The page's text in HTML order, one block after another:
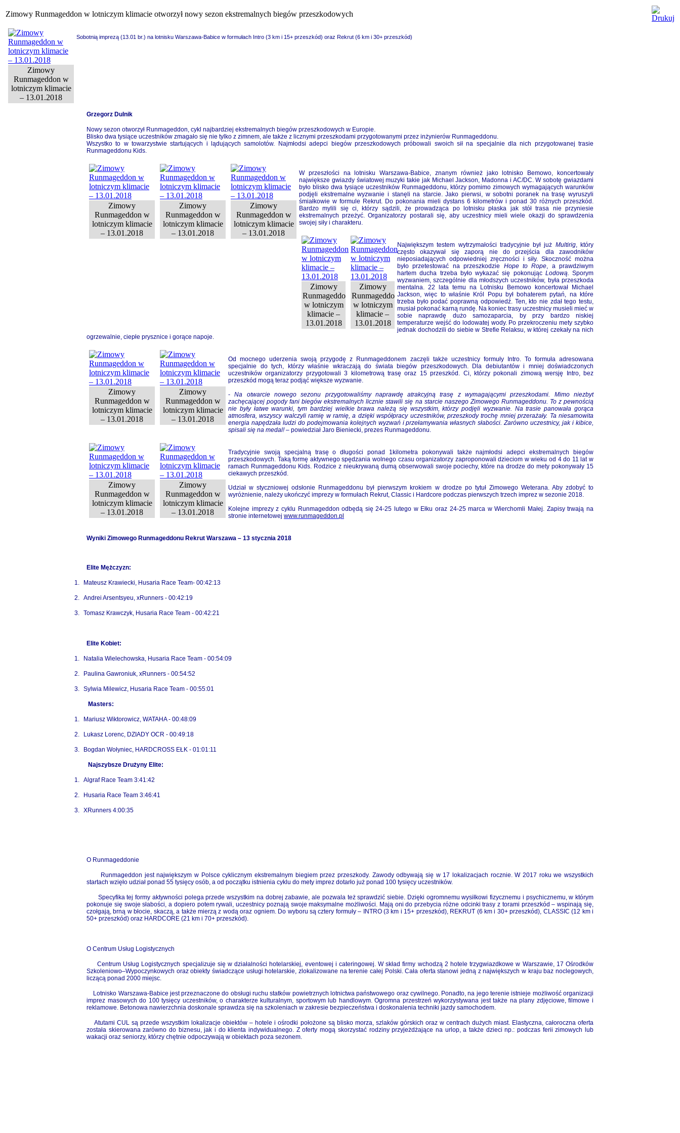
Zimowy Runmageddon w lotniczym klimacie otworzył nowy sezon ekstremalnych biegów przeszkodowych
Zimowy
Runmageddon w
lotniczym klimacie
– 13.01.2018
Sobotnią imprezą (13.01 br.) na lotnisku Warszawa-Babice w formułach Intro (3 km i 15+ przeszkód) oraz Rekrut (6 km i 30+ przeszkód)
Grzegorz Dulnik
Nowy sezon otworzył Runmageddon, cykl najbardziej ekstremalnych biegów przeszkodowych w Europie.
Blisko dwa tysiące uczestników zmagało się nie tylko z zimnem, ale także z licznymi przeszkodami przygotowanymi przez inżynierów Runmageddonu.
Wszystko to w towarzystwie startujących i lądujących samolotów. Najmłodsi adepci biegów przeszkodowych próbowali swoich sił na specjalnie dla nich przygotowanej trasie
Runmageddonu Kids.
Zimowy
Runmageddon w
lotniczym klimacie
– 13.01.2018
Zimowy
Runmageddon w
lotniczym klimacie
– 13.01.2018
Zimowy
Runmageddon w
lotniczym klimacie
– 13.01.2018
W przeszłości na lotnisku Warszawa-Babice, znanym również jako lotnisko Bemowo, koncertowały
największe gwiazdy światowej muzyki takie jak Michael Jackson, Madonna i AC/DC. W sobotę gwiazdami
było blisko dwa tysiące uczestników Runmageddonu, którzy pomimo zimowych wymagających warunków
podjęli ekstremalne wyzwanie i stanęli na starcie. Jako pierwsi, w sobotni poranek na trasę wyruszyli
śmiałkowie w formule Rekrut. Do pokonania mieli dystans 6 kilometrów i ponad 30 różnych przeszkód.
Bardzo mylili się ci, którzy sądzili, że prowadząca po lotnisku płaska jak stół trasa nie przyniesie
ekstremalnych przeżyć. Organizatorzy postarali się, aby uczestnicy mieli wiele okazji do sprawdzenia
swojej siły i charakteru.
Zimowy
Runmageddon
w lotniczym
klimacie –
13.01.2018
Zimowy
Runmageddon
w lotniczym
klimacie –
13.01.2018
Największym testem wytrzymałości tradycyjnie był już Multirig, który
często okazywał się zaporą nie do przejścia dla zawodników
nieposiadających odpowiedniej zręczności i siły. Skoczność można
było przetestować na przeszkodzie Hope to Rope, a prawdziwym
hartem ducha trzeba było wykazać się pokonując Lodową. Sporym
wyzwaniem, szczególnie dla młodszych uczestników, była przeszkoda
mentalna. 22 lata temu na Lotnisku Bemowo koncertował Michael
Jackson, więc to właśnie Król Popu był bohaterem pytań, na które
trzeba było podać poprawną odpowiedź. Ten, kto nie zdał tego testu,
musiał pokonać karną rundę. Na koniec trasy uczestnicy musieli mieć w
sobie naprawdę dużo samozaparcia, by przy bardzo niskiej
temperaturze wejść do lodowatej wody. Po przekroczeniu mety szybko
jednak dochodzili do siebie w Strefie Relaksu, w której czekały na nich
ogrzewalnie, ciepłe prysznice i gorące napoje.
Zimowy
Runmageddon w
lotniczym klimacie
– 13.01.2018
Zimowy
Runmageddon w
lotniczym klimacie
– 13.01.2018
Od mocnego uderzenia swoją przygodę z Runmageddonem zaczęli także uczestnicy formuły Intro. To formuła adresowana
specjalnie do tych, którzy właśnie wkraczają do świata biegów przeszkodowych. Dla debiutantów i mniej doświadczonych
uczestników organizatorzy przygotowali 3 kilometrową trasę oraz 15 przeszkód. Ci, którzy pokonali zimową wersję Intro, bez
przeszkód mogą teraz podjąć większe wyzwanie.
-Na otwarcie nowego sezonu przygotowaliśmy naprawdę atrakcyjną trasę z wymagającymi przeszkodami. Mimo niezbyt
zachęcającej pogody fani biegów ekstremalnych licznie stawili się na starcie naszego Zimowego Runmageddonu. To z pewnością
nie były łatwe warunki, tym bardziej wielkie brawa należą się wszystkim, którzy podjęli wyzwanie. Na trasie panowała gorąca
atmosfera, wszyscy walczyli ramię w ramię, a dzięki współpracy uczestników, przeszkody trochę mniej przerażały. Ta niesamowita
energia napędzała ludzi do podejmowania kolejnych wyzwań i przełamywania własnych słabości. Zarówno uczestnicy, jak i kibice,
spisali się na medal!– powiedział Jaro Bieniecki, prezes Runmageddonu.
Zimowy
Runmageddon w
lotniczym klimacie
– 13.01.2018
Zimowy
Runmageddon w
lotniczym klimacie
– 13.01.2018
Tradycyjnie swoją specjalną trasę o długości ponad 1kilometra pokonywali także najmłodsi adepci ekstremalnych biegów
przeszkodowych. Taką formę aktywnego spędzania wolnego czasu organizatorzy zaproponowali dzieciom w wieku od 4 do 11 lat w
ramach Runmageddonu Kids. Rodzice z nieukrywaną dumą obserwowali swoje pociechy, które na drodze do mety pokonywały 15
ciekawych przeszkód.
Udział w styczniowej odsłonie Runmageddonu był pierwszym krokiem w drodze po tytuł Zimowego Weterana. Aby zdobyć to
wyróżnienie, należy ukończyć imprezy w formułach Rekrut, Classic i Hardcore podczas pierwszych trzech imprez w sezonie 2018.
Kolejne imprezy z cyklu Runmageddon odbędą się 24-25 lutego w Ełku oraz 24-25 marca w Wierchomli Małej. Zapisy trwają na
stronie internetowej www.runmageddon.pl
Wyniki Zimowego Runmageddonu Rekrut Warszawa – 13 stycznia 2018
Elite Mężczyzn:
1. Mateusz Krawiecki, Husaria Race Team- 00:42:13
2. Andrei Arsentsyeu, xRunners - 00:42:19
3. Tomasz Krawczyk, Husaria Race Team - 00:42:21
Elite Kobiet:
1. Natalia Wielechowska, Husaria Race Team - 00:54:09
2. Paulina Gawroniuk, xRunners - 00:54:52
3. Sylwia Milewicz, Husaria Race Team - 00:55:01
Masters:
1. Mariusz Wiktorowicz, WATAHA - 00:48:09
2. Lukasz Lorenc, DZIADY OCR - 00:49:18
3. Bogdan Wołyniec, HARDCROSS EŁK - 01:01:11
Najszybsze Drużyny Elite:
1. Algraf Race Team 3:41:42
2. Husaria Race Team 3:46:41
3. XRunners 4:00:35
O Runmageddonie
Runmageddon jest największym w Polsce cyklicznym ekstremalnym biegiem przez przeszkody. Zawody odbywają się w 17 lokalizacjach rocznie. W 2017 roku we wszystkich
startach wzięło udział ponad 55 tysięcy osób, a od początku istnienia cyklu do mety imprez dotarło już ponad 100 tysięcy uczestników.
Specyfika tej formy aktywności polega przede wszystkim na dobrej zabawie, ale pozwala też sprawdzić siebie. Dzięki ogromnemu wysiłkowi fizycznemu i psychicznemu, w którym
pokonuje się swoje słabości, a dopiero potem rywali, uczestnicy poznają swoje maksymalne możliwości. Mają oni do przebycia różne odcinki trasy z torami przeszkód – wspinają się,
czołgają, brną w błocie, skaczą, a także mierzą z wodą oraz ogniem. Do wyboru są cztery formuły – INTRO (3 km i 15+ przeszkód), REKRUT (6 km i 30+ przeszkód), CLASSIC (12 km i
50+ przeszkód) oraz HARDCORE (21 km i 70+ przeszkód).
O Centrum Usług Logistycznych
Centrum Usług Logistycznych specjalizuje się w działalności hotelarskiej, eventowej i cateringowej. W skład firmy wchodzą 2 hotele trzygwiazdkowe w Warszawie, 17 Ośrodków
Szkoleniowo–Wypoczynkowych oraz obiekty świadczące usługi hotelarskie, zlokalizowane na terenie całej Polski. Cała oferta stanowi jedną z największych w kraju baz noclegowych,
liczącą ponad 2000 miejsc.
Lotnisko Warszawa-Babice jestprzeznaczone do obsługi ruchu statków powietrznych lotnictwa państwowego oraz cywilnego. Ponadto, na jego terenie istnieje możliwość organizacji
imprez masowych do 100 tysięcy uczestników, o charakterze kulturalnym, sportowym lub handlowym. Ogromna przestrzeń wykorzystywana jest także na plany zdjęciowe, filmowe i
reklamowe. Betonowa nawierzchnia doskonale sprawdza się na szkoleniach w zakresie bezpieczeństwa i doskonalenia techniki jazdy samochodem.
Atutami CUL są przede wszystkim lokalizacje obiektów – hotele i ośrodki położone są blisko morza, szlaków górskich oraz w centrach dużych miast. Elastyczna, całoroczna oferta
została skierowana zarówno do biznesu, jak i do klienta indywidualnego. Z oferty mogą skorzystać rodziny przyjeżdżające na urlop, a także dzieci np.: podczas ferii zimowych lub
wakacji oraz seniorzy, którzy chętnie odpoczywają w obiektach poza sezonem.